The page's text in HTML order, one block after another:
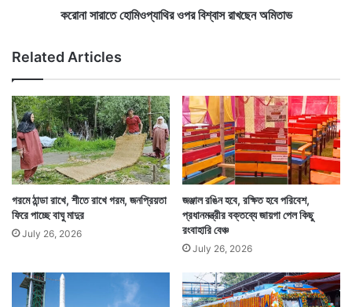
Tags Narendra Modi
নি
ল
পে
রু
ও
প
র
বি
শ্বা
স
রা
খ
ছে
ন
অ
করোনা সারাতে হোমিওপ্যাথির ওপর বিশ্বাস রাখছেন অমিতাভ
Related Articles
গরমে ঠান্ডা রাখে, শীতে রাখে গরম, জনপ্রিয়তা
ফিরে পাচ্ছে বাঘু মাদুর
July 26, 2026
জঞ্জাল রঙিন হবে, রক্ষিত হবে পরিবেশ,
প্রধানমন্ত্রীর বক্তব্যে জায়গা পেল কিছু
রংবাহারি বেঞ্চ
July 26, 2026